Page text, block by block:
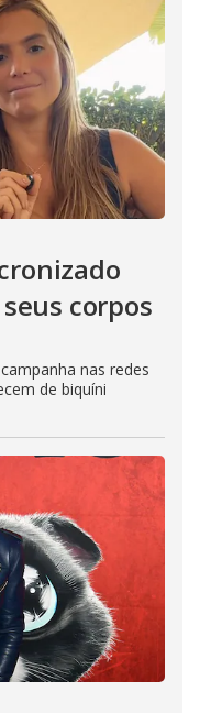
corpos
nas redes
de biquíni